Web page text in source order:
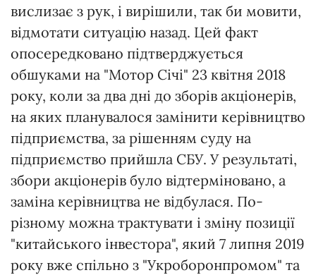
вислизає з рук, і вирішили, так би мовити,
відмотати ситуацію назад. Цей факт
опосередковано підтверджується
обшуками на "Мотор Січі" 23 квітня 2018
року, коли за два дні до зборів акціонерів,
на яких планувалося замінити керівництво
підприємства, за рішенням суду на
підприємство прийшла СБУ. У результаті,
збори акціонерів було відтерміновано, а
заміна керівництва не відбулася. По-
різному можна трактувати і зміну позиції
"китайського інвестора", який 7 липня 2019
року вже спільно з "Укроборонпромом" та